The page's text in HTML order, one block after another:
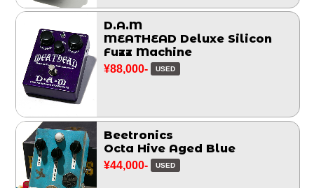
D.A.M
MEATHEAD Deluxe Silicon
Fuzz Machine
¥88,000- USED
Beetronics
Octa Hive Aged Blue
¥44,000- USED